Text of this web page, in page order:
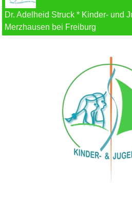
Dr. Adelheid Struck * Kinder- und
Merzhausen bei Freiburg